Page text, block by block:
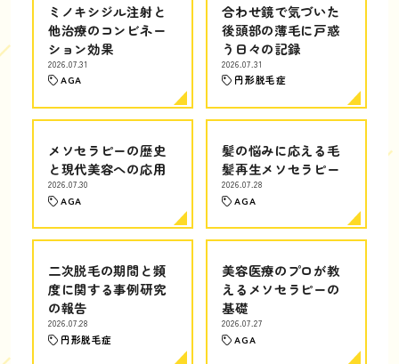
ミノキシジル注射と
他治療のコンビネー
ション効果
2026.07.31
AGA
合わせ鏡で気づいた
後頭部の薄毛に戸惑
う日々の記録
2026.07.31
円形脱毛症
メソセラピーの歴史
と現代美容への応用
2026.07.30
AGA
髪の悩みに応える毛
髪再生メソセラピー
2026.07.28
AGA
二次脱毛の期間と頻
度に関する事例研究
の報告
2026.07.28
円形脱毛症
美容医療のプロが教
えるメソセラピーの
基礎
2026.07.27
AGA